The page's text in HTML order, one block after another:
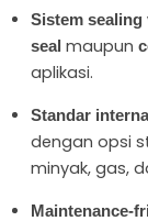
Sistem sealing
seal maupun
aplikasi.
Standar
dengan opsi
minyak, gas,
Maintenance-